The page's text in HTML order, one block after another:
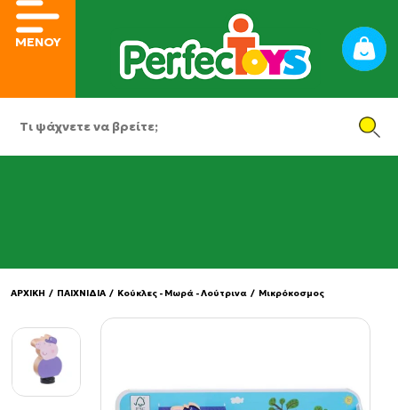
ΜΕΝΟΥ
ΑΡΧΙΚΗ / ΠΑΙΧΝΙΔΙΑ / Κούκλες - Μωρά - Λούτρινα / Μικρόκοσμος